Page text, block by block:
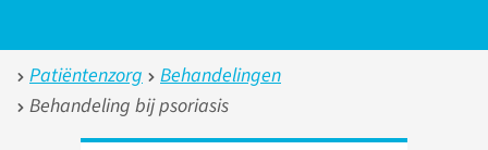
Patiëntenzorg
Behandelingen
Behandeling bij psoriasis